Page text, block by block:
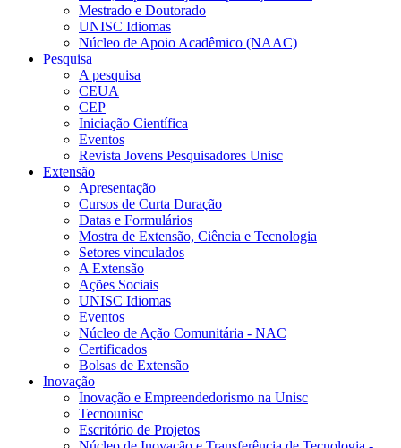
Mestrado e Doutorado
UNISC Idiomas
Núcleo de Apoio Acadêmico (NAAC)
Pesquisa
A pesquisa
CEUA
CEP
Iniciação Científica
Eventos
Revista Jovens Pesquisadores Unisc
Extensão
Apresentação
Cursos de Curta Duração
Datas e Formulários
Mostra de Extensão, Ciência e Tecnologia
Setores vinculados
A Extensão
Ações Sociais
UNISC Idiomas
Eventos
Núcleo de Ação Comunitária - NAC
Certificados
Bolsas de Extensão
Inovação
Inovação e Empreendedorismo na Unisc
Tecnounisc
Escritório de Projetos